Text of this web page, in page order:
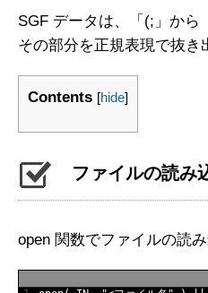
SGF データは、「(;」から
その部分を正規表現で抜き
Contents [hide]
ファイルの読み
open 関数でファイルの読み